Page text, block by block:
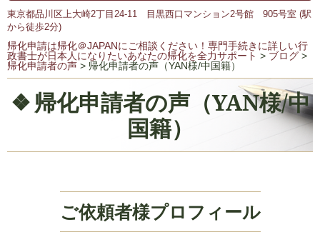
東京都品川区上大崎2丁目24-11 目黒西口マンション2号館 905号室 (駅
から徒歩2分)
帰化申請は帰化＠JAPANにご相談ください！専門手続きに詳しい行
政書士が日本人になりたいあなたの帰化を全力サポート > ブログ >
帰化申請者の声 > 帰化申請者の声（YAN様/中国籍）
帰化申請者の声（YAN様/中
国籍）
ご依頼者様プロフィール